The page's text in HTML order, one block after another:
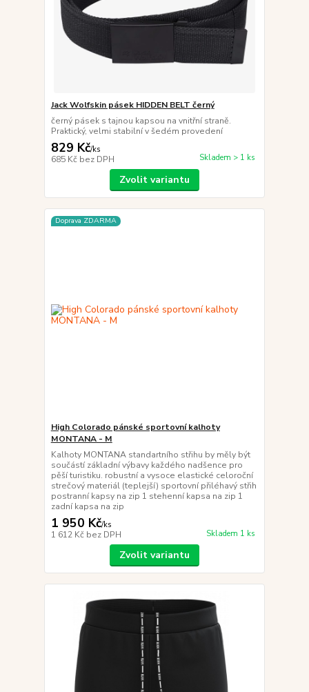
Jack Wolfskin pásek HIDDEN BELT černý
černý pásek s tajnou kapsou na vnitřní straně.
Praktický, velmi stabilní v šedém provedení
829 Kč/ks
685 Kč bez DPH Skladem > 1 ks
Zvolit variantu
Doprava ZDARMA
High Colorado pánské sportovní kalhoty
MONTANA - M
Kalhoty MONTANA standartního střihu by měly být
součástí základní výbavy každého nadšence pro
pěší turistiku. robustní a vysoce elastické celoroční
strečový materiál (teplejší) sportovní přiléhavý střih
postranní kapsy na zip 1 stehenní kapsa na zip 1
zadní kapsa na zip
1 950 Kč/ks
1 612 Kč bez DPH Skladem 1 ks
Zvolit variantu